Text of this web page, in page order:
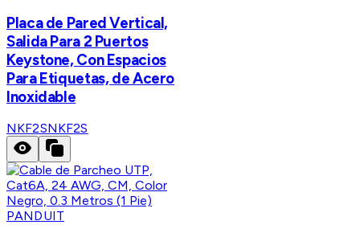
Placa de Pared Vertical,
Salida Para 2 Puertos
Keystone, Con Espacios
Para Etiquetas, de Acero
Inoxidable
NKF2SNKF2S
PANDUIT